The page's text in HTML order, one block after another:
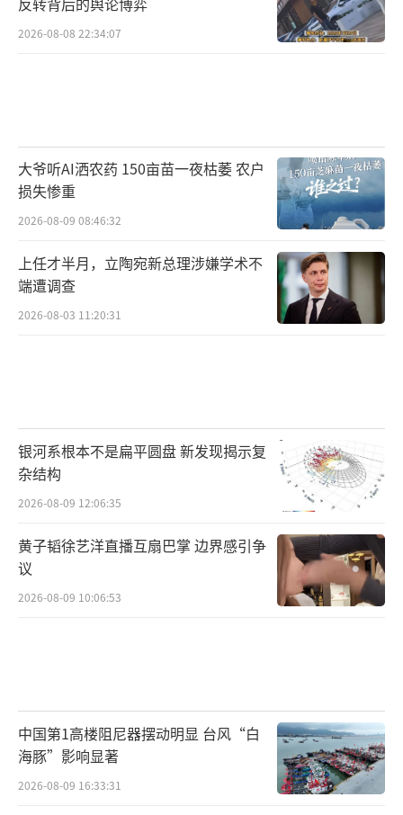
2026-08-08 22:34:07
大爷听AI洒农药 150亩苗一夜枯萎 农户
损失惨重
2026-08-09 08:46:32
上任才半月，立陶宛新总理涉嫌学术不
端遭调查
2026-08-03 11:20:31
银河系根本不是扁平圆盘 新发现揭示复
杂结构
2026-08-09 12:06:35
黄子韬徐艺洋直播互扇巴掌 边界感引争
议
2026-08-09 10:06:53
中国第1高楼阻尼器摆动明显 台风“白
海豚”影响显著
2026-08-09 16:33:31